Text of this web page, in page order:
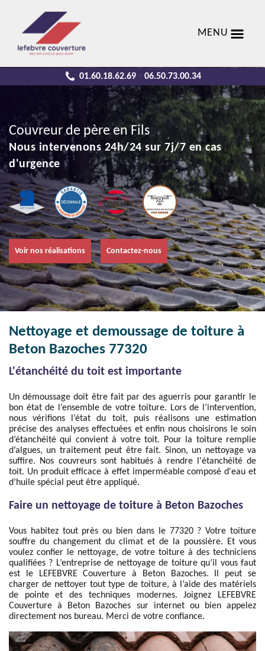
MENU
01.60.18.62.69 - 06.50.73.00.34
Couvreur de père en Fils
Nous intervenons 24h/24 sur 7j/7 en cas
d'urgence
Voir nos réalisations Contactez-nous
Nettoyage et demoussage de toiture à
Beton Bazoches 77320
L'étanchéité du toit est importante
Un démoussage doit être fait par des aguerris pour garantir le
bon état de l’ensemble de votre toiture. Lors de l’intervention,
nous vérifions l’état du toit, puis réalisons une estimation
précise des analyses effectuées et enfin nous choisirons le soin
d’étanchéité qui convient à votre toit. Pour la toiture remplie
d’algues, un traitement peut être fait. Sinon, un nettoyage va
suffire. Nos couvreurs sont habitués à rendre l'étanchéité de
toit. Un produit efficace à effet imperméable composé d'eau et
d’huile spécial peut être appliqué.
Faire un nettoyage de toiture à Beton Bazoches
Vous habitez tout près ou bien dans le 77320 ? Votre toiture
souffre du changement du climat et de la poussière. Et vous
voulez confier le nettoyage, de votre toiture à des techniciens
qualifiées ? L’entreprise de nettoyage de toiture qu’il vous faut
est le LEFEBVRE Couverture à Beton Bazoches. Il peut se
charger de nettoyer tout type de toiture, à l’aide des matériels
de pointe et des techniques modernes. Joignez LEFEBVRE
Couverture à Beton Bazoches sur internet ou bien appelez
directement nos bureau. Merci de votre confiance.